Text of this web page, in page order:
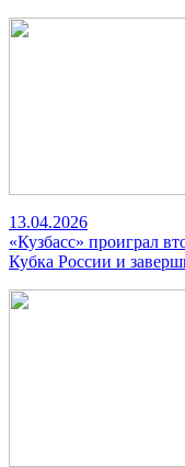
13.04.2026
«Кузбасс» проиграл
Кубка России и